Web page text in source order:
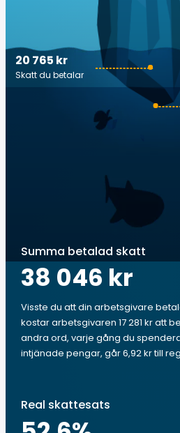
20 765 kr
Skatt du betalar
Summa betalad skatt
38 046 kr
Visste du att din arbetsgivare
kostar arbetsgivaren 17 281 kr att
andra ord, varje gång du
intjänade pengar, går 6,92 kr till
Real skattesats